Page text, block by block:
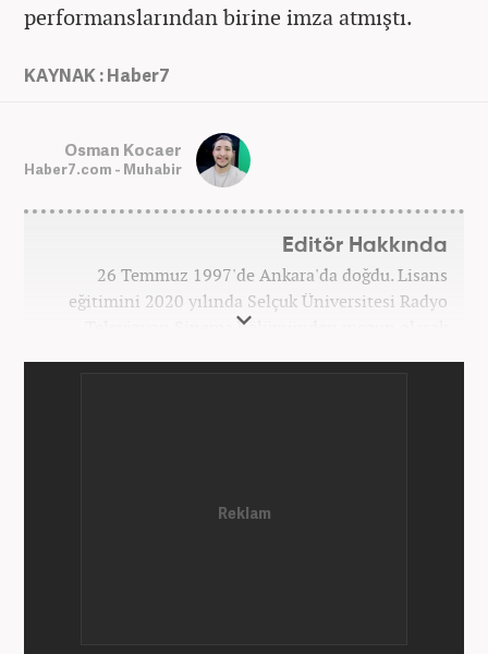
performanslarından birine imza atmıştı.
KAYNAK : Haber7
Osman Kocaer
Haber7.com - Muhabir
Editör Hakkında
26 Temmuz 1997'de Ankara'da doğdu. Lisans
eğitimini 2020 yılında Selçuk Üniversitesi Radyo
Televizyon Sinema bölümünden mezun olarak